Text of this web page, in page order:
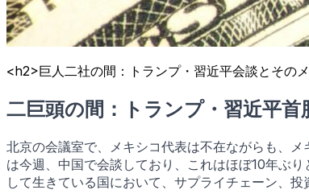
<h2>巨人二社の間：トランプ・習近平会談とその
二巨頭の間：トランプ・習近平
北京の会議室で、メキシコ代表は不在ながらも、
は今週、中国で会談しており、これはほぼ10年ぶ
して生きている国において、サプライチェーン、投